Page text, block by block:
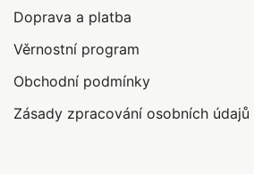
Doprava a platba
Věrnostní program
Obchodní podmínky
Zásady zpracování osobních údajů